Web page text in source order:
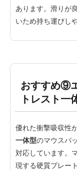
あります。滑りが
いため持ち運びし
おすすめ⑨
トレスト一
優れた衝撃吸収性
一体型のマウスパ
対応しています。
現する硬質プレー